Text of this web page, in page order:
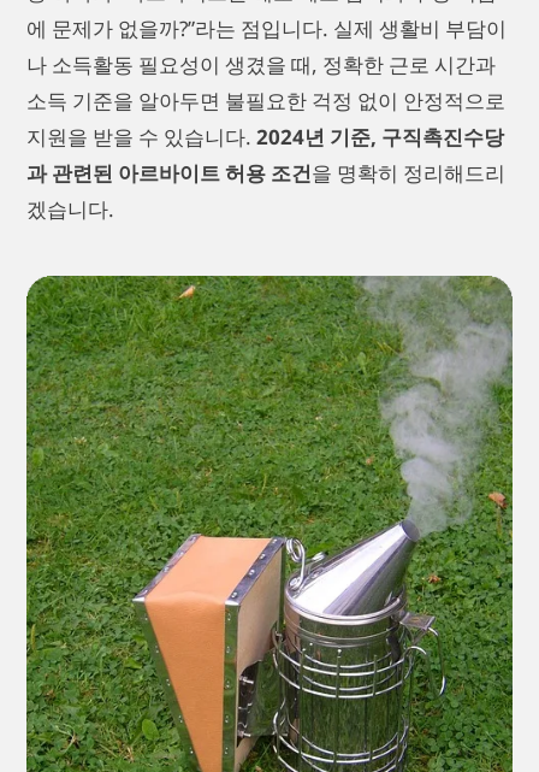
에 문제가 없을까?”라는 점입니다. 실제 생활비 부담이
나 소득활동 필요성이 생겼을 때, 정확한 근로 시간과
소득 기준을 알아두면 불필요한 걱정 없이 안정적으로
지원을 받을 수 있습니다. 2024년 기준, 구직촉진수당
과 관련된 아르바이트 허용 조건을 명확히 정리해드리
겠습니다.